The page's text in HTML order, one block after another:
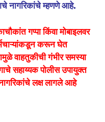
नागरिकांचे म्हणणे आहे.
गप्पा किंवा मोबाइलवर
करून घेत
वाहतुकीची गंभीर समस्या
सहाय्यक पोलीस उपायुक्त
लक्ष लागले आहे